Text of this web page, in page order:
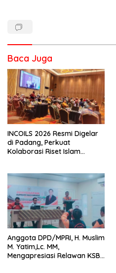
Baca Juga
INCOILS 2026 Resmi Digelar
di Padang, Perkuat
Kolaborasi Riset Islam
Anggota DPD/MPRI, H. Muslim
M. Yatim,Lc. MM,
Mengapresiasi Relawan KSB